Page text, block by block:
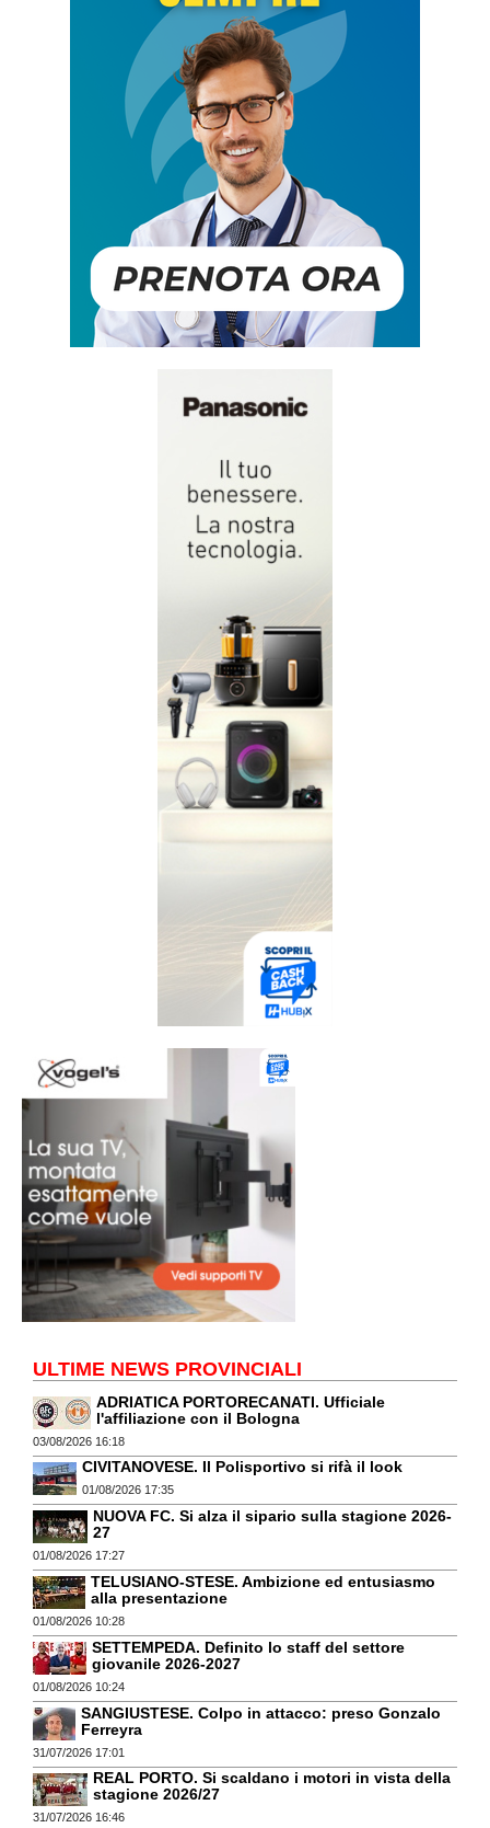
ULTIME NEWS PROVINCIALI
ADRIATICA PORTORECANATI. Ufficiale
l'affiliazione con il Bologna
03/08/2026 16:18
CIVITANOVESE. Il Polisportivo si rifà il look
01/08/2026 17:35
NUOVA FC. Si alza il sipario sulla stagione 2026-
27
01/08/2026 17:27
TELUSIANO-STESE. Ambizione ed entusiasmo
alla presentazione
01/08/2026 10:28
SETTEMPEDA. Definito lo staff del settore
giovanile 2026-2027
01/08/2026 10:24
SANGIUSTESE. Colpo in attacco: preso Gonzalo
Ferreyra
31/07/2026 17:01
REAL PORTO. Si scaldano i motori in vista della
stagione 2026/27
31/07/2026 16:46